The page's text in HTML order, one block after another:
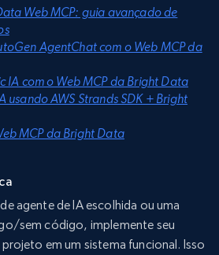
Web MCP: guia avançado de
AgentChat com o Web MCP da
IA com o Web MCP da Bright Data
usando AWS Strands SDK + Bright
MCP da Bright Data
agente de IA escolhida ou uma
sem código, implemente seu
em um sistema funcional. Isso